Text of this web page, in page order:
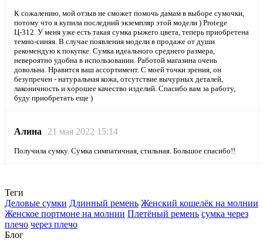
К сожалению, мой отзыв не сможет помочь дамам в выборе сумочки,
потому что я купила последний экземпляр этой модели ) Protege
Ц-312. У меня уже есть такая сумка рыжего цвета, теперь приобретена
темно-синяя. В случае появления модели в продаже от души
рекомендую к покупке. Сумка идеального среднего размера,
невероятно удобна в использовании. Работой магазина очень
довольна. Нравится ваш ассортимент. С моей точки зрения, он
безупречен - натуральная кожа, отсутствие вычурных деталей,
лаконичность и хорошее качество изделий. Спасибо вам за работу,
буду приобретать еще )
Алина 21 мая 2022 15:14
Получила сумку. Сумка симпатичная, стильная. Большое спасибо!!
Теги
Деловые сумки Длинный ремень Женский кошелёк на молнии
Женское портмоне на молнии Плетёный ремень сумка через
плечо через плечо
Блог